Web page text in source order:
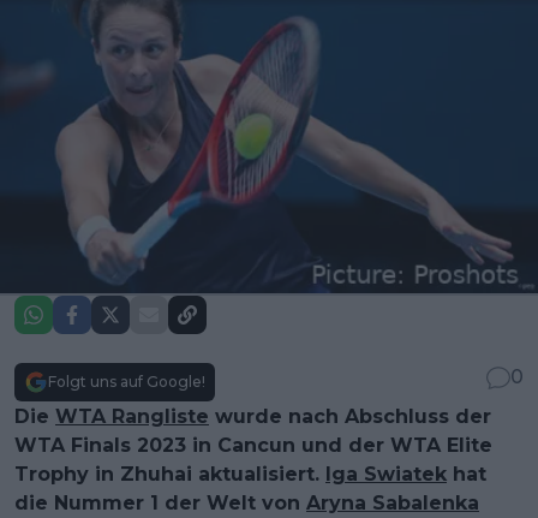
Folgt uns auf Google!
0
Die WTA Rangliste wurde nach Abschluss der
WTA Finals 2023 in Cancun und der WTA Elite
Trophy in Zhuhai aktualisiert. Iga Swiatek hat
die Nummer 1 der Welt von Aryna Sabalenka